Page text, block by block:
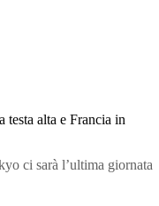
testa alta e Francia in
ci sarà l’ultima giornata